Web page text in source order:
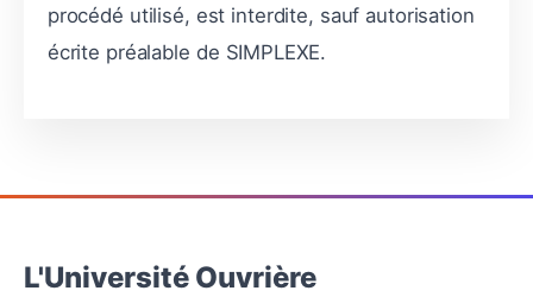
procédé utilisé, est interdite, sauf autorisation
écrite préalable de SIMPLEXE.
L'Université Ouvrière